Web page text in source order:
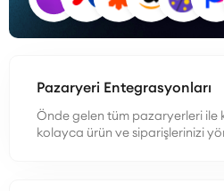
Pazaryeri Entegrasyonları
Önde gelen tüm pazaryerleri
kolayca ürün ve siparişlerinizi